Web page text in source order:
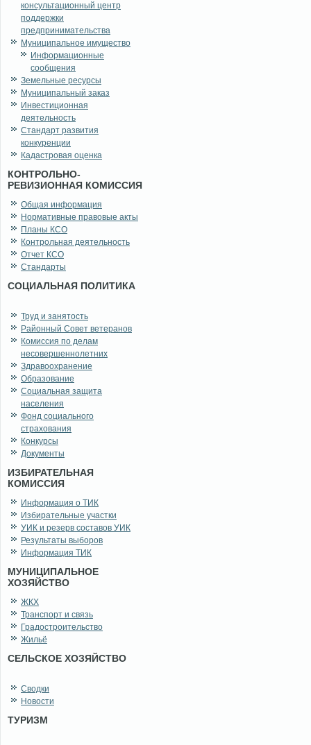
консультационный центр
поддержки
предпринимательства
Муниципальное имущество
Информационные
сообщения
Земельные ресурсы
Муниципальный заказ
Инвестиционная
деятельность
Стандарт развития
конкуренции
Кадастровая оценка
КОНТРОЛЬНО-
РЕВИЗИОННАЯ КОМИССИЯ
Общая информация
Нормативные правовые акты
Планы КСО
Контрольная деятельность
Отчет КСО
Стандарты
СОЦИАЛЬНАЯ ПОЛИТИКА
Труд и занятость
Районный Совет ветеранов
Комиссия по делам
несовершеннолетних
Здравоохранение
Образование
Социальная защита
населения
Фонд социального
страхования
Конкурсы
Документы
ИЗБИРАТЕЛЬНАЯ
КОМИССИЯ
Информация о ТИК
Избирательные участки
УИК и резерв составов УИК
Результаты выборов
Информация ТИК
МУНИЦИПАЛЬНОЕ
ХОЗЯЙСТВО
ЖКХ
Транспорт и связь
Градостроительство
Жильё
СЕЛЬСКОЕ ХОЗЯЙСТВО
Сводки
Новости
ТУРИЗМ